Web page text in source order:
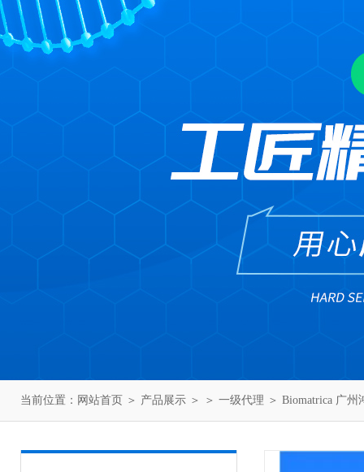
当前位置： 网站首页 ＞ 产品展示 ＞ ＞ 一级代理 ＞ Biomatrica 广州